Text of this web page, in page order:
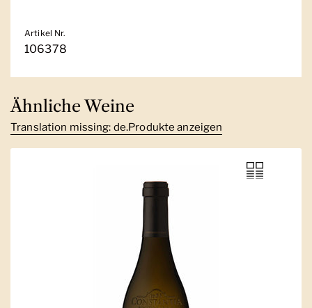
Artikel Nr.
106378
Ähnliche Weine
Translation missing: de.Produkte anzeigen